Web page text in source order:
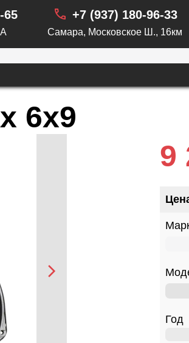
65 +7 (937) 180-96-33
Самара, Московское Ш., 16км
6x9
9
Год